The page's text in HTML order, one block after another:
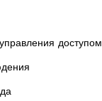
доступом